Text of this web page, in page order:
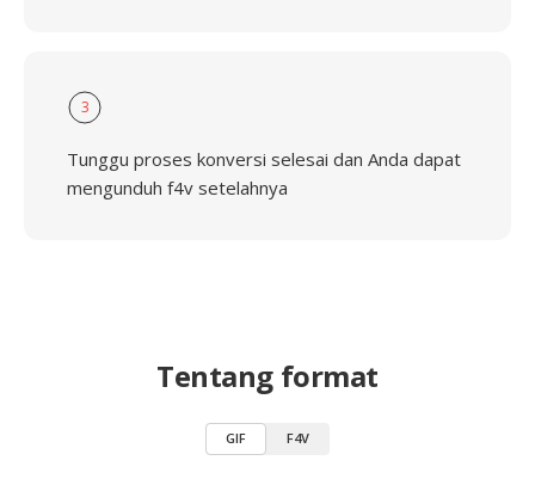
3
Tunggu proses konversi selesai dan Anda dapat
mengunduh f4v setelahnya
Tentang format
GIF F4V